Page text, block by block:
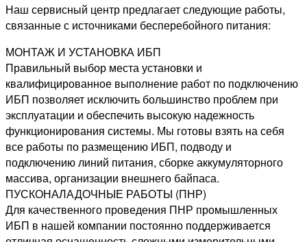
Наш сервисный центр предлагает следующие работы,
связанные с источниками бесперебойного питания:
МОНТАЖ И УСТАНОВКА ИБП
Правильный выбор места установки и
квалифицированное выполнение работ по подключению
ИБП позволяет исключить большинство проблем при
эксплуатации и обеспечить высокую надежность
функционирования системы. Мы готовы взять на себя
все работы по размещению ИБП, подводу и
подключению линий питания, сборке аккумуляторного
массива, организации внешнего байпаса.
ПУСКОНАЛАДОЧНЫЕ РАБОТЫ (ПНР)
Для качественного проведения ПНР промышленных
ИБП в нашей компании постоянно поддерживается